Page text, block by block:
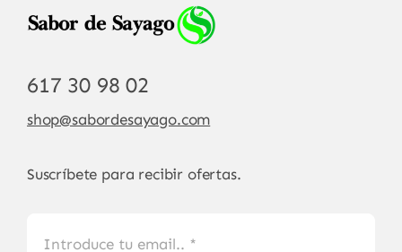
617 30 98 02
shop@sabordesayago.com
Suscríbete para recibir ofertas.